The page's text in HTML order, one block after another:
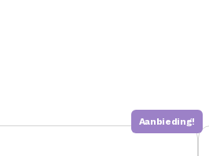
Aanbieding!